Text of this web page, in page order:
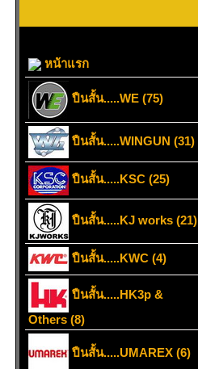
หน้าแรก
ปืนสั้น.....WE (75)
ปืนสั้น.....WINGUN (31)
ปืนสั้น.....KSC (25)
ปืนสั้น.....KJ works (21)
ปืนสั้น.....KWC (4)
ปืนสั้น.....HK3p &
Others (8)
ปืนสั้น.....UMAREX (6)